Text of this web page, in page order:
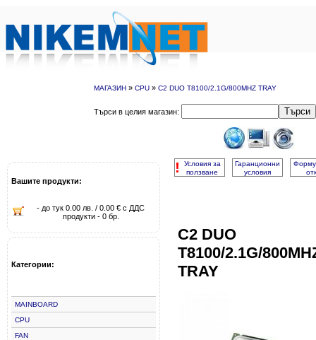
МАГАЗИН » CPU » C2 DUO T8100/2.1G/800MHZ TRAY
Търси в целия магазин: Търси
Вашите продукти:
- до тук 0.00 лв. / 0.00 € с ДДС
продукти - 0 бр.
Категории:
MAINBOARD
CPU
FAN
!
Условия за
ползване
Гаранционни
условия
C2 DUO
T8100/2.1G/
TRAY